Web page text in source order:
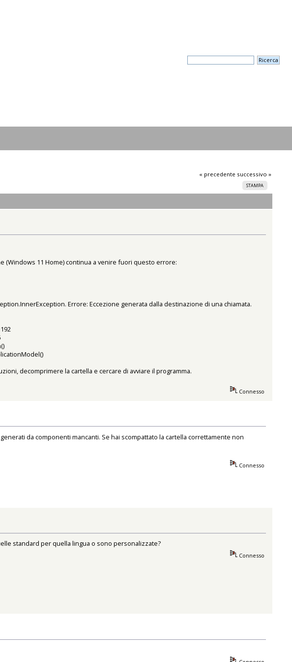
« precedente successivo »
STAMPA
(Windows 11 Home) continua a venire fuori questo errore:
Errore: Eccezione generata dalla destinazione di una chiamata.
decomprimere la cartella e cercare di avviare il programma.
Connesso
da componenti mancanti. Se hai scompattato la cartella correttamente non
Connesso
standard per quella lingua o sono personalizzate?
Connesso